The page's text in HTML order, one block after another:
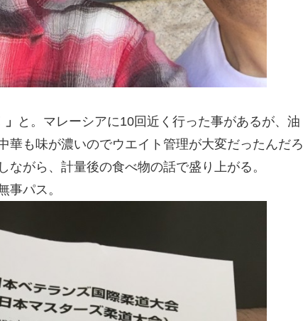
と。マレーシアに10回近く行った事があるが、油
華も味が濃いのでウエイト管理が大変だったんだろ
がら、計量後の食べ物の話で盛り上がる。
事パス。